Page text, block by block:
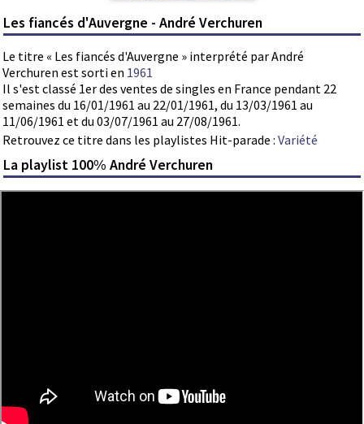
Les fiancés d'Auvergne - André Verchuren
Le titre « Les fiancés d'Auvergne » interprété par André
Verchuren est sorti en 1961
Il s'est classé 1er des ventes de singles en France pendant 22
semaines du 16/01/1961 au 22/01/1961, du 13/03/1961 au
11/06/1961 et du 03/07/1961 au 27/08/1961.
Retrouvez ce titre dans les playlistes Hit-parade : Variété
La playlist 100% André Verchuren